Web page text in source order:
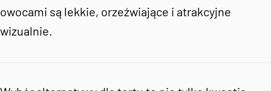
owocami są lekkie, orzeźwiające i atrakcyjne
wizualnie.